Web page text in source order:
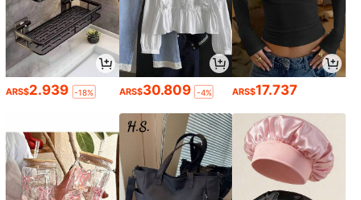
ARS$2.939 -18% ARS$30.809 -4% ARS$17.737